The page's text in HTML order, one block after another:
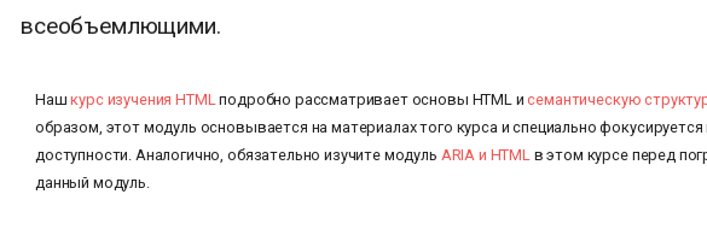
всеобъемлющими.
Нашкурс изучения HTMLподробно рассматривает основы HTML исемантическую
образом, этот модуль основывается на материалах того курса и специально
доступности. Аналогично, обязательно изучите модуль ARIA и HTMLв этом курсе перед
данный модуль.